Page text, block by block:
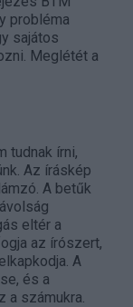
probléma
sajátos
Meglétét a
tudnak írni,
Az íráskép
A betűk
eltér a
az írószert,
A
és a
a számukra.